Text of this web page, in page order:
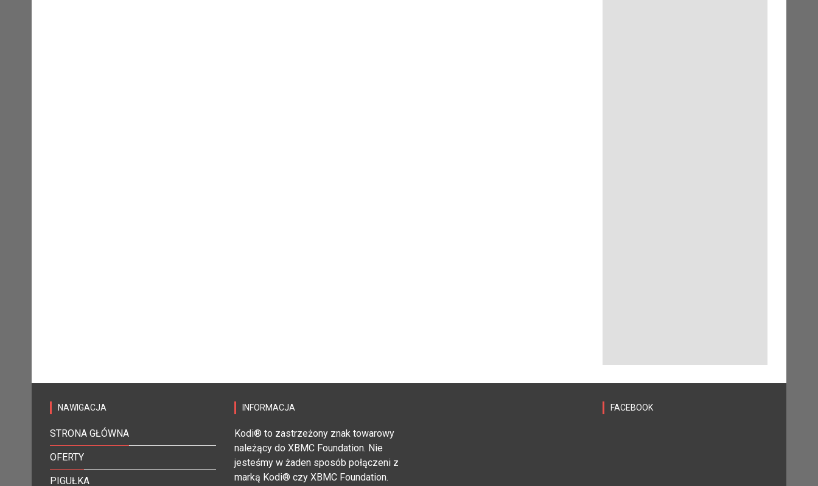
NAWIGACJA
STRONA GŁÓWNA
OFERTY
PIGUŁKA
INFORMACJA
Kodi® to zastrzeżony znak towarowy
należący do XBMC Foundation. Nie
jesteśmy w żaden sposób połączeni z
marką Kodi® czy XBMC Foundation.
FACEBOOK